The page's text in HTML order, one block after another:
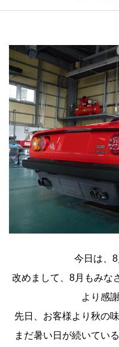
今日は、8
改めまして、8月もみな
より感
先日、お客様より秋の
まだ暑い日が続いてい